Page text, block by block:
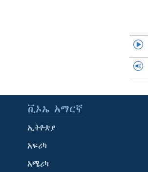
ቪኦኤ አማርኛ
ኢትዮጵያ
አፍሪካ
አሜሪካ